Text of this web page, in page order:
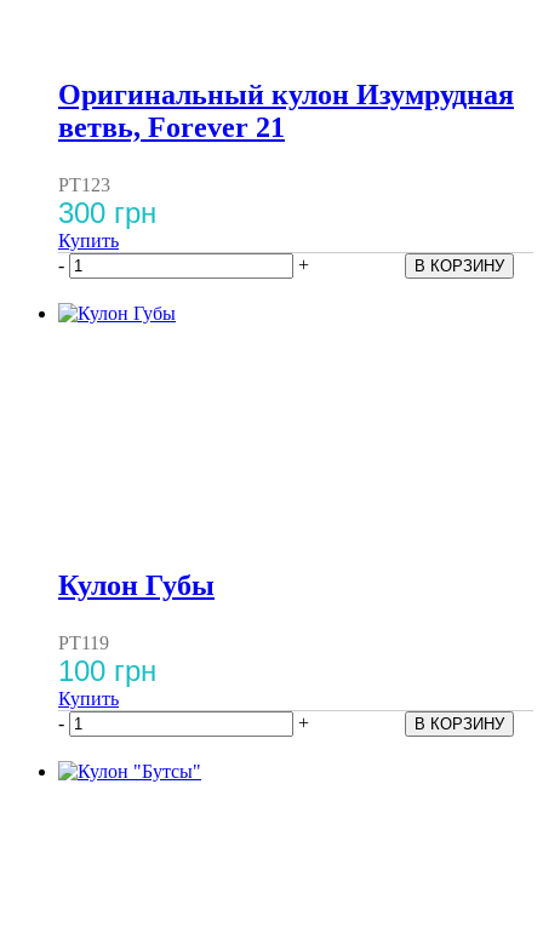
Оригинальный кулон Изумрудная
ветвь, Forever 21
PT123
300 грн
Купить
-
+
Кулон Губы
PT119
100 грн
Купить
-
+